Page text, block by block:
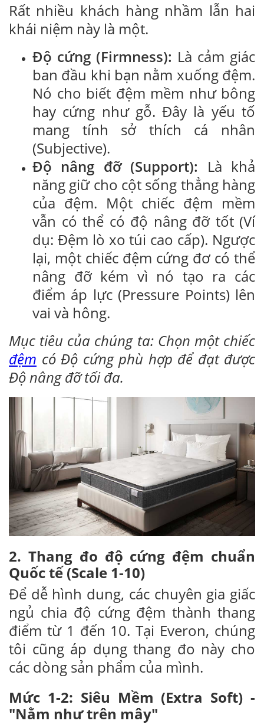
Rất nhiều khách hàng nhầm lẫn hai
khái niệm này là một.
Độ cứng (Firmness): Là cảm giác
ban đầu khi bạn nằm xuống đệm.
Nó cho biết đệm mềm như bông
hay cứng như gỗ. Đây là yếu tố
mang tính sở thích cá nhân
(Subjective).
Độ nâng đỡ (Support): Là khả
năng giữ cho cột sống thẳng hàng
của đệm. Một chiếc đệm mềm
vẫn có thể có độ nâng đỡ tốt (Ví
dụ: Đệm lò xo túi cao cấp). Ngược
lại, một chiếc đệm cứng đơ có thể
nâng đỡ kém vì nó tạo ra các
điểm áp lực (Pressure Points) lên
vai và hông.
Mục tiêu của chúng ta: Chọn một chiếc
đệm có Độ cứng phù hợp để đạt được
Độ nâng đỡ tối đa.
2. Thang đo độ cứng đệm chuẩn
Quốc tế (Scale 1-10)
Để dễ hình dung, các chuyên gia giấc
ngủ chia độ cứng đệm thành thang
điểm từ 1 đến 10. Tại Everon, chúng
tôi cũng áp dụng thang đo này cho
các dòng sản phẩm của mình.
Mức 1-2: Siêu Mềm (Extra Soft) -
"Nằm như trên mây"